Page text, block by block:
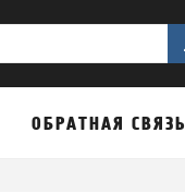
ОБРАТНАЯ СВЯЗЬ